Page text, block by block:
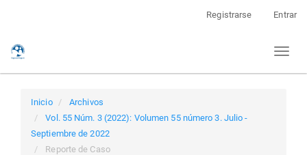
Registrarse Entrar
Toggle
Inicio
Archivos
Vol. 55 Núm. 3 (2022): Volumen 55 número 3. Julio -
Septiembre de 2022
Reporte de Caso